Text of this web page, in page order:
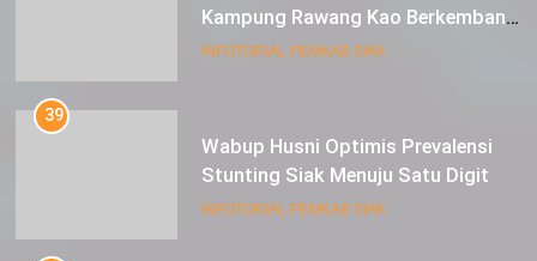
Kampung Rawang Kao Berkembang
Pesat
INFOTORIAL PEMKAB SIAK
39
Wabup Husni Optimis Prevalensi
Stunting Siak Menuju Satu Digit
INFOTORIAL PEMKAB SIAK